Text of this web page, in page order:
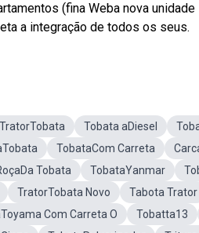
(fina Weba nova
a integração de todos os seus.
Tobata aDiesel
TobataCom Carreta
Tobata TobataYanmar
TratorTobata Novo Tabota Trator
Com Carreta O
Tobatta13